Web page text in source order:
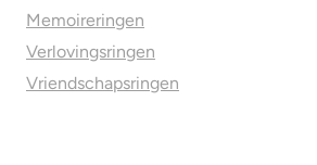
Memoireringen
Verlovingsringen
Vriendschapsringen